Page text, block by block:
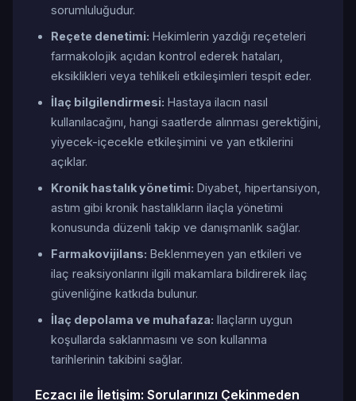
sorumluluğudur.
Reçete denetimi: Hekimlerin yazdığı reçeteleri
farmakolojik açıdan kontrol ederek hataları,
eksiklikleri veya tehlikeli etkileşimleri tespit eder.
İlaç bilgilendirmesi: Hastaya ilacın nasıl
kullanılacağını, hangi saatlerde alınması gerektiğini,
yiyecek-içecekle etkileşimini ve yan etkilerini
açıklar.
Kronik hastalık yönetimi: Diyabet, hipertansiyon,
astım gibi kronik hastalıkların ilaçla yönetimi
konusunda düzenli takip ve danışmanlık sağlar.
Farmakovijilans: Beklenmeyen yan etkileri ve
ilaç reaksiyonlarını ilgili makamlara bildirerek ilaç
güvenliğine katkıda bulunur.
İlaç depolama ve muhafaza: Ilaçların uygun
koşullarda saklanmasını ve son kullanma
tarihlerinin takibini sağlar.
Eczacı ile İletişim: Sorularınızı Çekinmeden